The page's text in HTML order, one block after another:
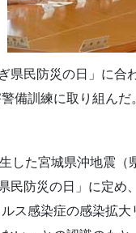
県民防災の日」に合
備訓練に取り組ん
した宮城県沖地震
民防災の日」に定め
ス感染症の感染拡